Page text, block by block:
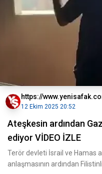
https://
12 Ekim 2025 20:52
Ateşkesin ardından
ediyor VİDEO İZLE
Terör devleti İsrail ve Hamas
anlaşmasının ardından